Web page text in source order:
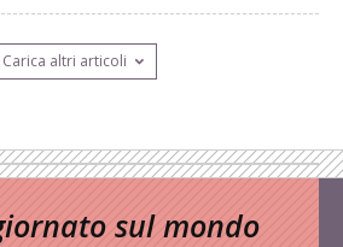
Carica altri articoli
sul mondo